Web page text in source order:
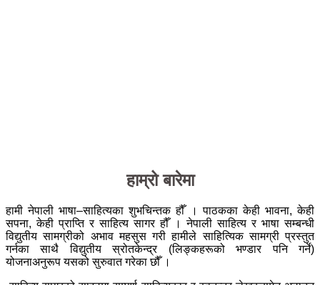
हाम्रो बारेमा
हामी नेपाली भाषा–साहित्यका शुभचिन्तक हौँ । पाठकका केही भावना, केही
सपना, केही प्राप्ति र साहित्य सागर हौँ । नेपाली साहित्य र भाषा सम्बन्धी
विद्युतीय सामग्रीको अभाव महसुस गरी हामीले साहित्यिक सामग्री प्रस्तुत
गर्नका साथै विद्युतीय स्रोतकेन्द्र (लिङ्कहरूको भण्डार पनि गर्ने)
योजनाअनुरूप यसको सुरुवात गरेका छौँ ।